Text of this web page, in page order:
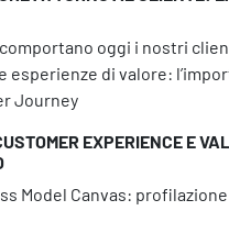
Lavoro
oggi i nostri
esperienze di valore:
Journey
EXPERIENCE E
Model Canvas: